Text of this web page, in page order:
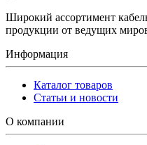
Широкий ассортимент
продукции от ведущих
Информация
Каталог товаров
Статьи и новости
О компании